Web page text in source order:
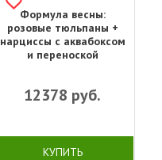
Формула весны:
розовые тюльпаны +
нарциссы с аквабоксом
и переноской
12378 руб.
КУПИТЬ